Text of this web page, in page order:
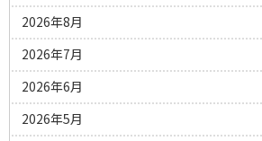
2026年8月
2026年7月
2026年6月
2026年5月